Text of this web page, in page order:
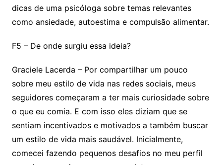
dicas de uma psicóloga sobre temas relevantes
como ansiedade, autoestima e compulsão alimentar.
F5 – De onde surgiu essa ideia?
Graciele Lacerda – Por compartilhar um pouco
sobre meu estilo de vida nas redes sociais, meus
seguidores começaram a ter mais curiosidade sobre
o que eu comia. E com isso eles diziam que se
sentiam incentivados e motivados a também buscar
um estilo de vida mais saudável. Inicialmente,
comecei fazendo pequenos desafios no meu perfil